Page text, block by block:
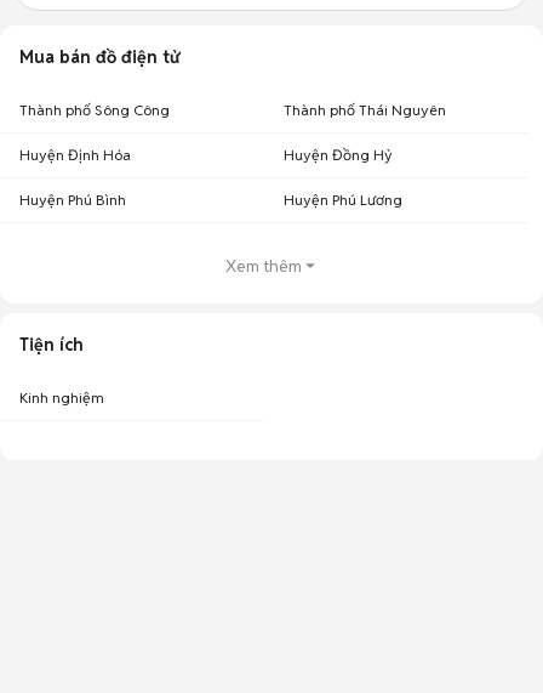
Mua bán đồ điện tử
Thành phố Sông Công Thành phố Thái Nguyên
Huyện Định Hóa Huyện Đồng Hỷ
Huyện Phú Bình Huyện Phú Lương
Xem thêm
Tiện ích
Kinh nghiệm